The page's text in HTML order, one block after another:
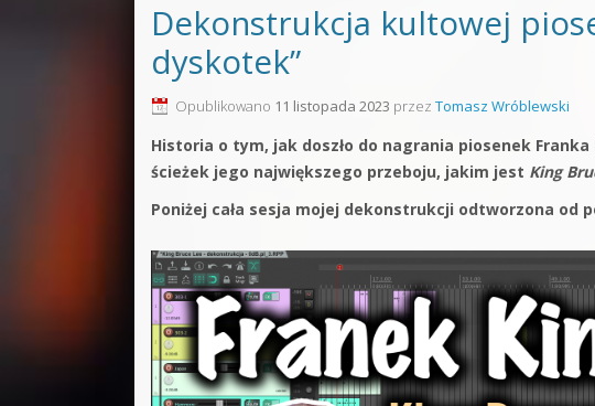
Kontakt 5
Dekonstrukcja kultowej
dyskotek”
Opublikowano 11 listopada 2023 przez Tomasz Wróblewski
Historia o tym, jak doszło do nagrania piosenek
ścieżek jego największego przeboju, jakim jest King
Poniżej cała sesja mojej dekonstrukcji odtworzona od